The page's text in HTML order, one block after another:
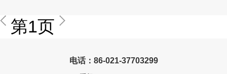
第1页
电话：86-021-37703299